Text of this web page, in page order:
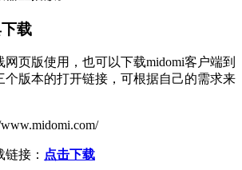
载
网页版使用，也可以下载midomi客户端到
个版本的打开链接，可根据自己的需求来
接： 点击下载